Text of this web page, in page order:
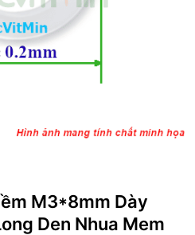
M3*8mm Dày
Den Nhua Mem